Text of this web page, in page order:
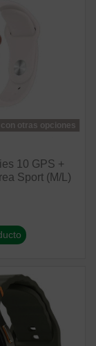
otras opciones
10 GPS +
Sport (M/L)